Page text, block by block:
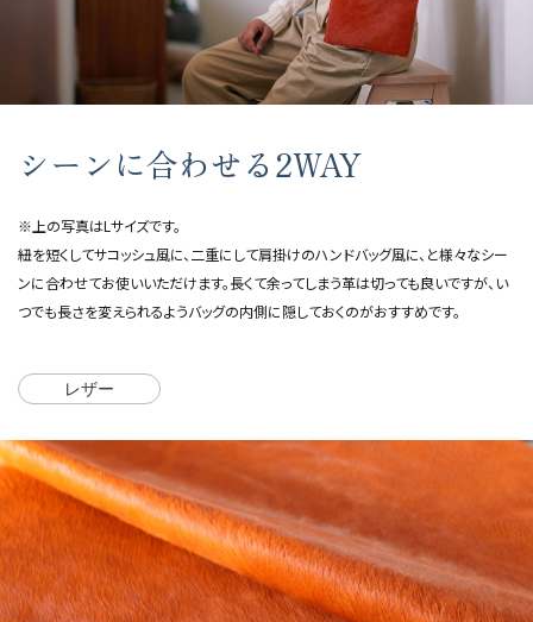
シーンに合わせる2WAY
※上の写真はLサイズです。
紐を短くしてサコッシュ風に、二重にして肩掛けのハンドバッグ風に、と様々なシー
ンに合わせてお使いいただけます。長くて余ってしまう革は切っても良いですが、い
つでも長さを変えられるようバッグの内側に隠しておくのがおすすめです。
レザー